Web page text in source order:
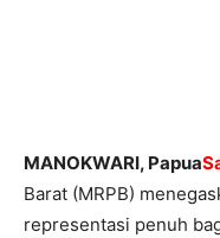
MANOKWARI, Papua
Barat (MRPB)
representasi penuh